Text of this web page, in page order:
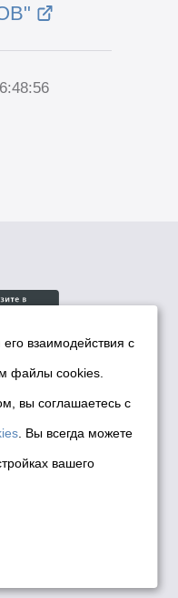
политики мэрии
системах
взаимодействия с
файлы cookies.
вы соглашаетесь с
. Вы всегда можете
вашего